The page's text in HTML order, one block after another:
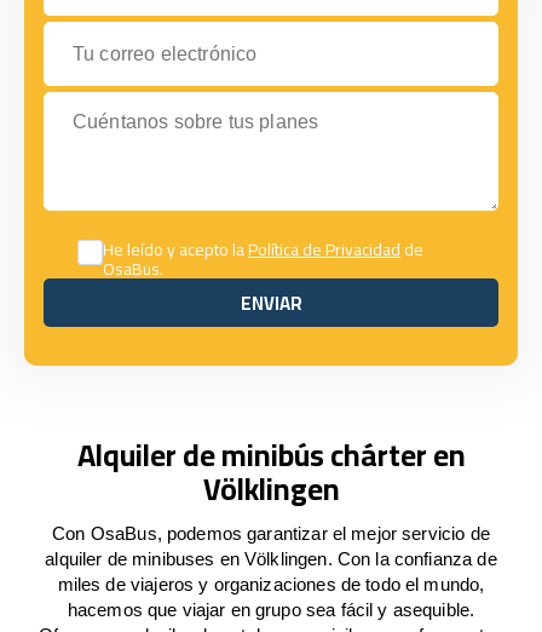
Tu correo electrónico
Cuéntanos sobre tus planes
He leído y acepto laPolítica de Privacidadde
OsaBus.
ENVIAR
ENVIAR
Alquiler de minibús chárter en
Völklingen
Con OsaBus, podemos garantizar el mejor servicio de
alquiler de minibuses en Völklingen. Con la confianza de
miles de viajeros y organizaciones de todo el mundo,
hacemos que viajar en grupo sea fácil y asequible.